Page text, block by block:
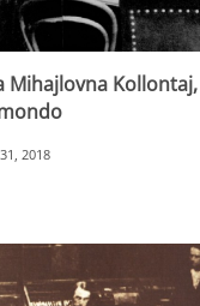
Mihajlovna
2018